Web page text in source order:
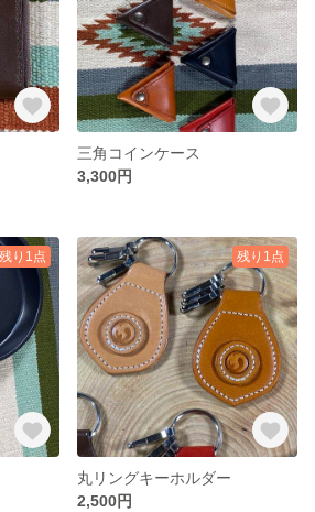
三角コインケース
3,300円
残り1点 残り1点
丸リングキーホルダー
2,500円